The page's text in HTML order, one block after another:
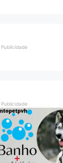
Publicidade
Publicidade